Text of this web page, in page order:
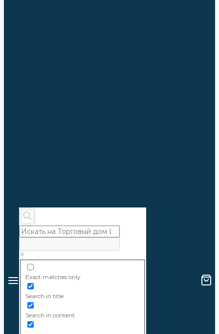
Exact matches only
Search in title
Search in content